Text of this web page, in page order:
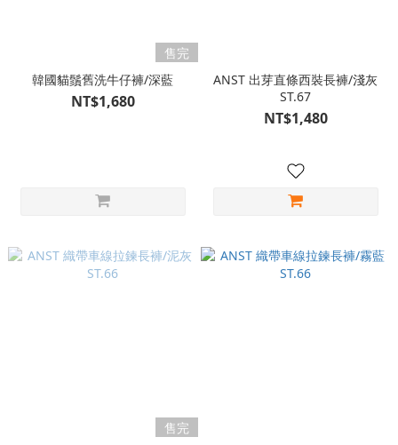
售完
韓國貓鬚舊洗牛仔褲/深藍
NT$1,680
ANST 出芽直條西裝長褲/淺灰
ST.67
NT$1,480
售完